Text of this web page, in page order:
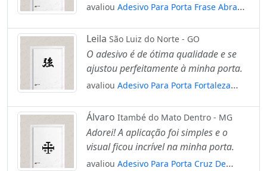
avaliou Adesivo Para Porta Frase Abra
Leila São Luiz do Norte - GO
O adesivo é de ótima qualidade e se
ajustou perfeitamente à minha porta.
avaliou Adesivo Para Porta Fortaleza
Álvaro Itambé do Mato Dentro - MG
Adorei! A aplicação foi simples e o
visual ficou incrível na minha porta.
avaliou Adesivo Para Porta Cruz De